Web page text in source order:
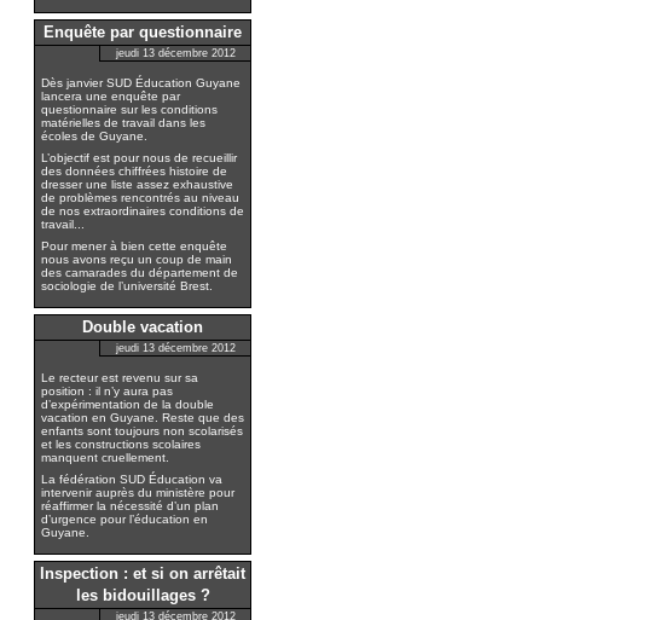
Enquête par questionnaire
jeudi 13 décembre 2012
Dès janvier SUD Éducation Guyane
lancera une enquête par
questionnaire sur les conditions
matérielles de travail dans les
écoles de Guyane.
L’objectif est pour nous de recueillir
des données chiffrées histoire de
dresser une liste assez exhaustive
de problèmes rencontrés au niveau
de nos extraordinaires conditions de
travail...
Pour mener à bien cette enquête
nous avons reçu un coup de main
des camarades du département de
sociologie de l’université Brest.
Double vacation
jeudi 13 décembre 2012
Le recteur est revenu sur sa
position : il n’y aura pas
d’expérimentation de la double
vacation en Guyane. Reste que des
enfants sont toujours non scolarisés
et les constructions scolaires
manquent cruellement.
La fédération SUD Éducation va
intervenir auprès du ministère pour
réaffirmer la nécessité d’un plan
d’urgence pour l’éducation en
Guyane.
Inspection : et si on arrêtait
les bidouillages ?
jeudi 13 décembre 2012